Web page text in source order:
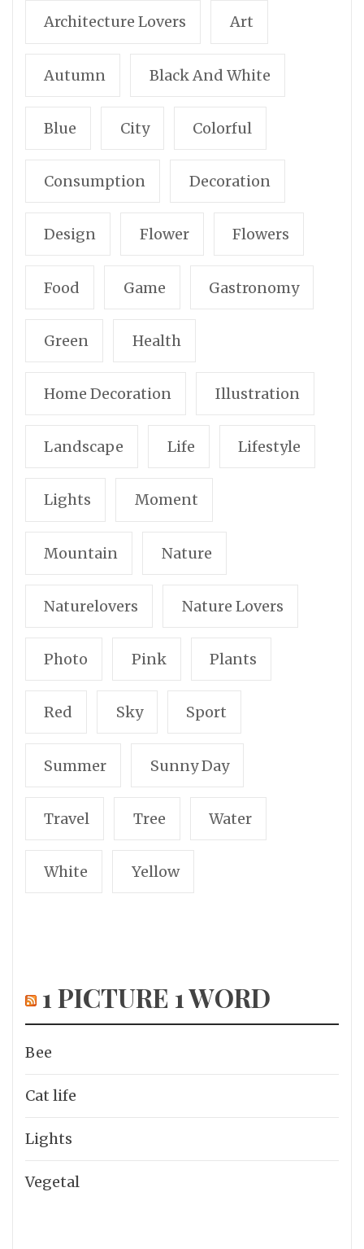
Architecture Lovers Art
Autumn Black And White
Blue City Colorful
Consumption Decoration
Design Flower Flowers
Food Game Gastronomy
Green Health
Home Decoration Illustration
Landscape Life Lifestyle
Lights Moment
Mountain Nature
Naturelovers Nature Lovers
Photo Pink Plants
Red Sky Sport
Summer Sunny Day
Travel Tree Water
White Yellow
1 PICTURE 1 WORD
Bee
Cat life
Lights
Vegetal